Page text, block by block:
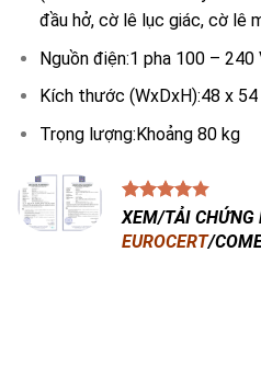
đầu hở, cờ lê lục giác, cờ lê
Nguồn điện:1 pha 100 – 240
Kích thước (WxDxH):48 x
Trọng lượng:Khoảng 80 kg
XEM/TẢI CHỨNG
EUROCERT/